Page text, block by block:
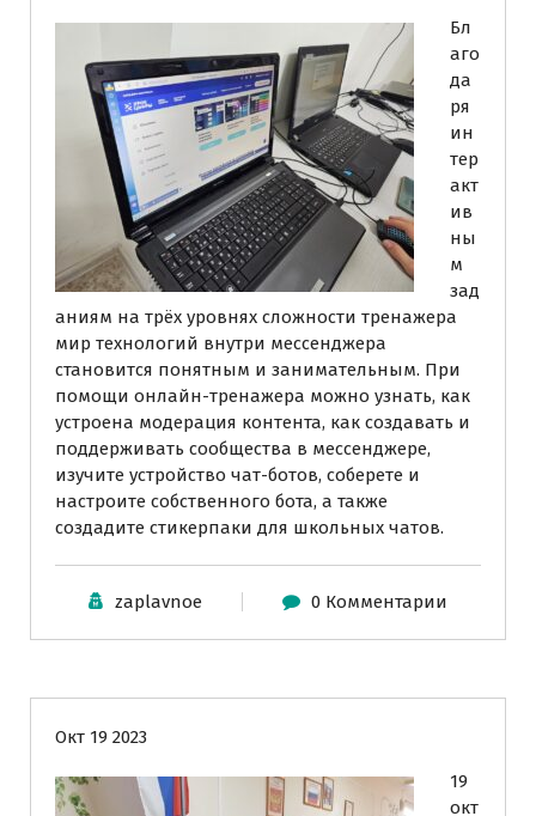
Бл
аго
да
ря
ин
тер
акт
ив
ны
м
зад
аниям на трёх уровнях сложности тренажера
мир технологий внутри мессенджера
становится понятным и занимательным. При
помощи онлайн-тренажера можно узнать, как
устроена модерация контента, как создавать и
поддерживать сообщества в мессенджере,
изучите устройство чат-ботов, соберете и
настроите собственного бота, а также
создадите стикерпаки для школьных чатов.
zaplavnoe 0 Комментарии
Окт 19 2023
19
окт